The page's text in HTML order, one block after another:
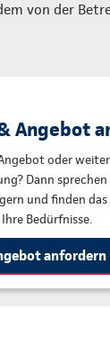
von der
Angebot
oder
Dann sprechen
und finden
Ihre Bedürfnisse.
anfordern